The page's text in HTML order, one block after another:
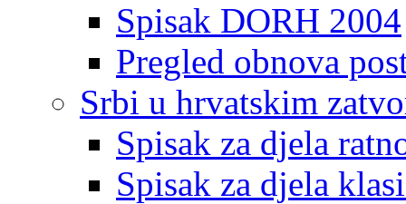
Spisak DORH 2004
Pregled obnova
Srbi u hrvatskim
Spisak za djela
Spisak za djela